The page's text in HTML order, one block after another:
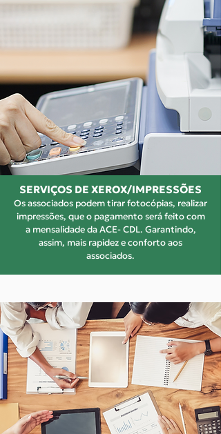
SERVIÇOS DE XEROX/IMPRESSÕES
Os associados podem tirar fotocópias, realizar
impressões, que o pagamento será feito com
a mensalidade da ACE- CDL. Garantindo,
assim, mais rapidez e conforto aos
associados.